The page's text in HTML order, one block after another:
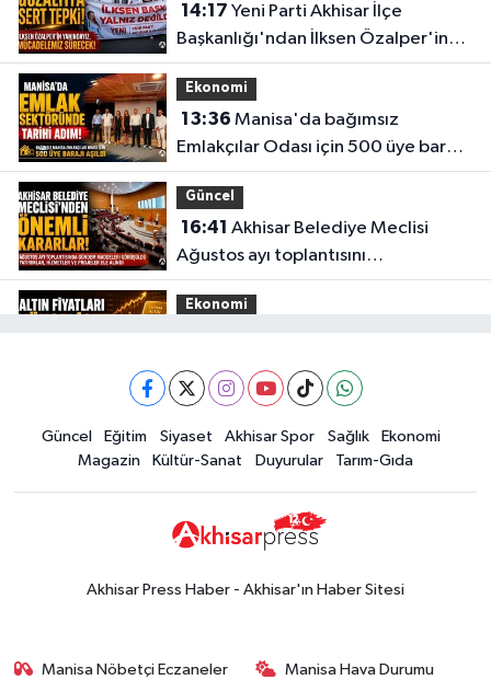
14:17
Başkanlığı'ndan İlksen Özalper'in
gözaltına alınmasına tepki
Ekonomi
13:36
Emlakçılar Odası için 500 üye barajı
aşıldı
Güncel
16:41
Ağustos ayı toplantısını
gerçekleştirdi
Ekonomi
15:02Akhisar'da sıcak hava etkisini
sürdürüyor! İşte 5 günlük hava
Güncel
14:53
Güncel Eğitim Siyaset Akhisar Spor Sağlık
Ekonomi
Magazin
Kültür-Sanat Duyurular Tarım-Gıda
Akhisar Press Haber - Akhisar'ın Haber Sitesi
Manisa Nöbetçi Eczaneler Manisa Hava Durumu